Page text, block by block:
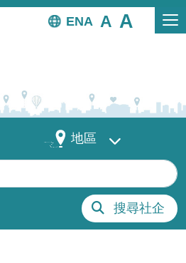
EN
地區 地區
搜尋社企